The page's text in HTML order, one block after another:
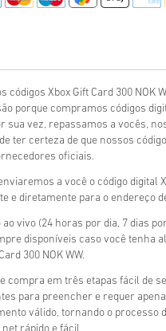
códigos Xbox Gift Card 300 NOK
porque compramos códigos
sua vez, repassamos a vocês,
ter certeza de que nossos
oficiais.
a você o código digital
e diretamente para o endereço
ao vivo (24 horas por dia, 7 dias
disponíveis caso você tenha
300 NOK WW.
compra em três etapas fácil de
para preencher e requer
válido, tornando o processo